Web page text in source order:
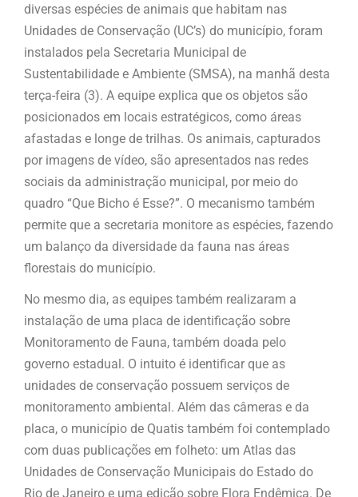
diversas espécies de animais que habitam nas
Unidades de Conservação (UC’s) do município, foram
instalados pela Secretaria Municipal de
Sustentabilidade e Ambiente (SMSA), na manhã desta
terça-feira (3). A equipe explica que os objetos são
posicionados em locais estratégicos, como áreas
afastadas e longe de trilhas. Os animais, capturados
por imagens de vídeo, são apresentados nas redes
sociais da administração municipal, por meio do
quadro “Que Bicho é Esse?”. O mecanismo também
permite que a secretaria monitore as espécies, fazendo
um balanço da diversidade da fauna nas áreas
florestais do município.
No mesmo dia, as equipes também realizaram a
instalação de uma placa de identificação sobre
Monitoramento de Fauna, também doada pelo
governo estadual. O intuito é identificar que as
unidades de conservação possuem serviços de
monitoramento ambiental. Além das câmeras e da
placa, o município de Quatis também foi contemplado
com duas publicações em folheto: um Atlas das
Unidades de Conservação Municipais do Estado do
Rio de Janeiro e uma edição sobre Flora Endêmica. De